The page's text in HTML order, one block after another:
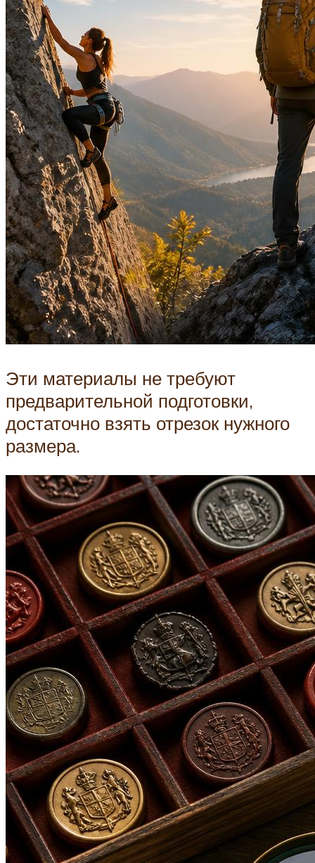
Эти материалы не требуют
предварительной подготовки,
достаточно взять отрезок нужного
размера.